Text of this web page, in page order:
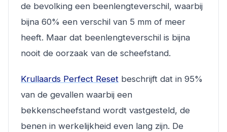
de bevolking een beenlengteverschil, waarbij
bijna 60% een verschil van 5 mm of meer
heeft. Maar dat beenlengteverschil is bijna
nooit de oorzaak van de scheefstand.
Krullaards Perfect Reset beschrijft dat in 95%
van de gevallen waarbij een
bekkenscheefstand wordt vastgesteld, de
benen in werkelijkheid even lang zijn. De